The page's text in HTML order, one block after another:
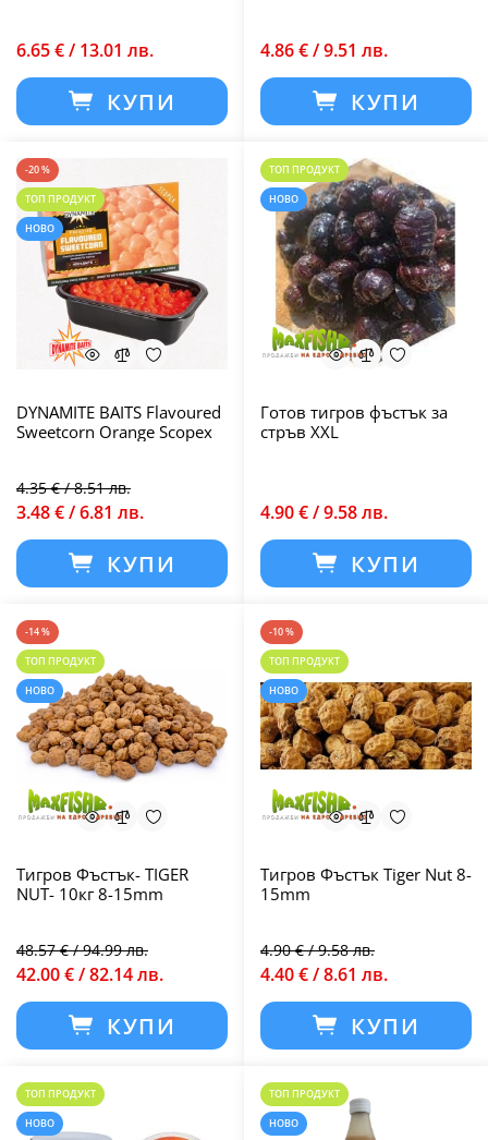
6.65 € / 13.01 лв.
КУПИ
4.86 € / 9.51 лв.
КУПИ
-20 %
ТОП ПРОДУКТ
НОВО
DYNAMITE BAITS Flavoured
Sweetcorn Orange Scopex
4.35 € / 8.51 лв.
3.48 € / 6.81 лв.
КУПИ
ТОП ПРОДУКТ
НОВО
Готов тигров фъстък за
стръв XXL
4.90 € / 9.58 лв.
КУПИ
-14 %
ТОП ПРОДУКТ
НОВО
Тигров Фъстък- TIGER
NUT- 10кг 8-15mm
48.57 € / 94.99 лв.
42.00 € / 82.14 лв.
КУПИ
-10 %
ТОП ПРОДУКТ
НОВО
Тигров Фъстък Tiger Nut 8-
15mm
4.90 € / 9.58 лв.
4.40 € / 8.61 лв.
КУПИ
ТОП ПРОДУКТ
НОВО
ТОП ПРОДУКТ
НОВО